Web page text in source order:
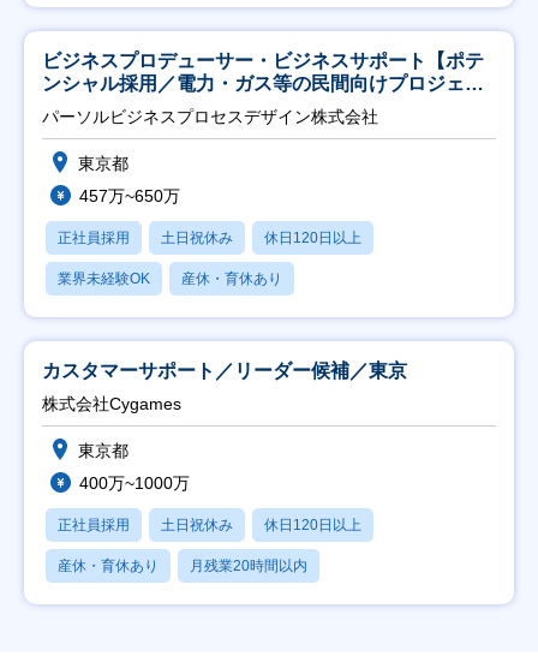
ビジネスプロデューサー・ビジネスサポート【ポテ
ンシャル採用／電力・ガス等の民間向けプロジェク
ト推進】
パーソルビジネスプロセスデザイン株式会社
東京都
457万~650万
正社員採用 土日祝休み 休日120日以上
業界未経験OK 産休・育休あり
カスタマーサポート／リーダー候補／東京
株式会社Cygames
東京都
400万~1000万
正社員採用 土日祝休み 休日120日以上
産休・育休あり 月残業20時間以内